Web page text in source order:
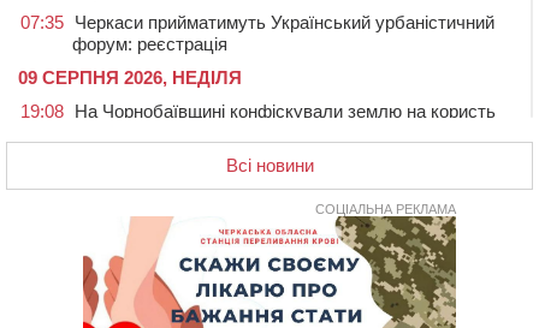
07:35 Черкаси прийматимуть Український урбаністичний
форум: реєстрація
09 СЕРПНЯ 2026, НЕДІЛЯ
19:08 На Чорнобаївщині конфіскували землю на користь
звернулася до суду
17:27 У Черкасах триває завершальний етап прийому заяв
на літній відпочинок дітей пільгових категорій
«Будеш пожежним!»: рятувальник з Умані про
професію, що почалася з його власного порятунку
Від початку року на водоймах Черкащини загинули
37 людей, серед них 2 дітей
Всі новини
СОЦІАЛЬНА РЕКЛАМА